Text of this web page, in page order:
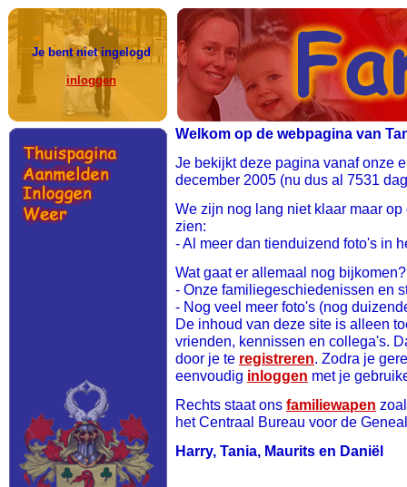
Je bent niet ingelogd
inloggen
Welkom op de webpagina van
Je bekijkt deze pagina vanaf onze
december 2005 (nu dus al 7531
We zijn nog lang niet klaar maar
zien:
- Al meer dan tienduizend foto's in
Wat gaat er allemaal nog bijkomen?
- Onze familiegeschiedenissen en
- Nog veel meer foto's (nog
De inhoud van deze site is alleen
vrienden, kennissen en collega's.
door je te registreren. Zodra je
eenvoudig inloggen met je
Rechts staat ons familiewapen
het Centraal Bureau voor de
Harry, Tania, Maurits en Daniël